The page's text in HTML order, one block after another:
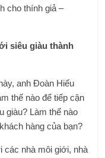
cho thính giả –
siêu giàu thành
anh Đoàn Hiếu
thế nào để tiếp cận
giàu? Làm thế nào
hàng của bạn?
các nhà môi giới, nhà